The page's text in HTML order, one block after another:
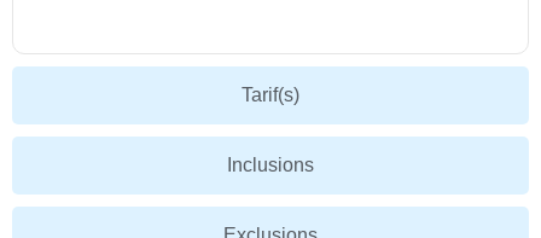
Tarif(s)
Inclusions